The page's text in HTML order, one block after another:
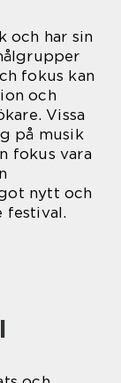
och har sin
fokus kan
och
Vissa
på musik
fokus vara
nytt och
festival.